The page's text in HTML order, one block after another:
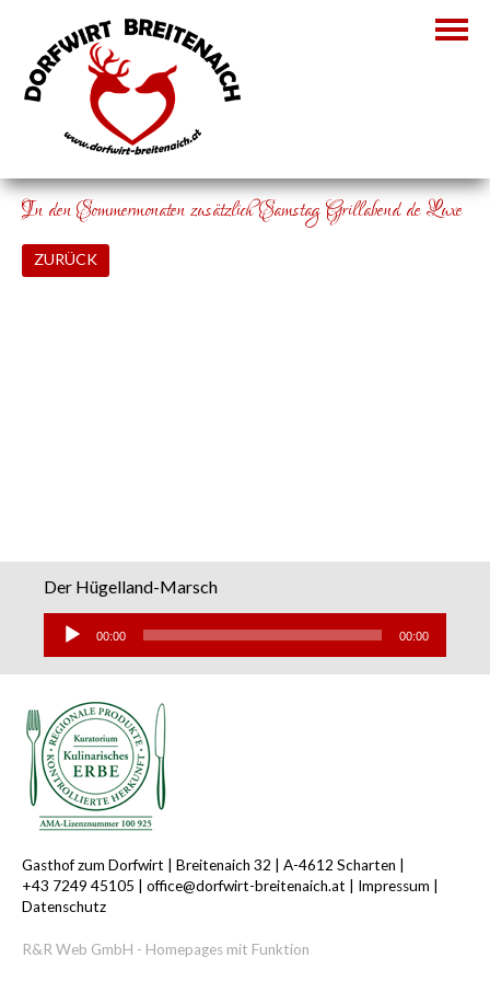
In den Sommermonaten zusätzlich Samstag Grillabend de Luxe
ZURÜCK
Der Hügelland-Marsch
Audio-
Player
00:00 00:00
Gasthof zum Dorfwirt | Breitenaich 32 | A-4612 Scharten |
+43 7249 45105
office@dorfwirt-breitenaich.at Impressum
Datenschutz
R&R Web GmbH - Homepages mit Funktion